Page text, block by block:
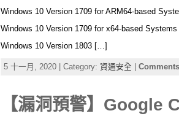
Windows 10 Version 1709 for ARM64-based
Windows 10 Version 1709 for x64-based Systems
Windows 10 Version 1803 […]
5 十一月, 2020 | Category: 資通安全
【漏洞預警】Google